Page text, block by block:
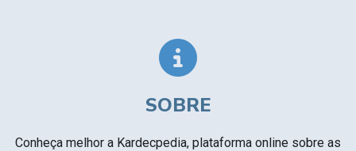
SOBRE
Conheça melhor a Kardecpedia, plataforma online sobre as